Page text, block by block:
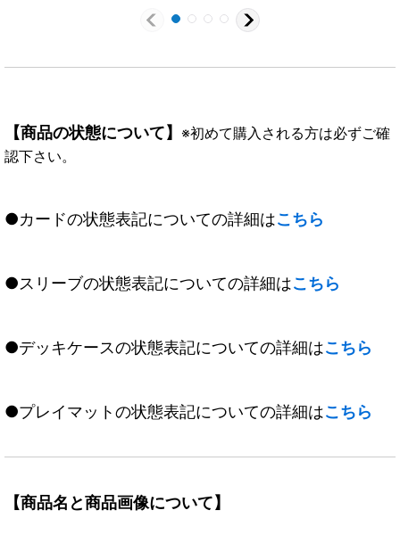
【商品の状態について】 ※初めて購入される方は必ずご確
認下さい。
●カードの状態表記についての詳細はこちら
●スリーブの状態表記についての詳細はこちら
●デッキケースの状態表記についての詳細はこちら
●プレイマットの状態表記についての詳細はこちら
【商品名と商品画像について】